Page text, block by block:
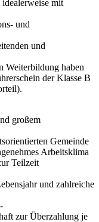
mit
und
und
Weiterbildung haben
der Klasse B
großem
Gemeinde
Arbeitsklima
Teilzeit
und zahlreiche
zur Überzahlung je